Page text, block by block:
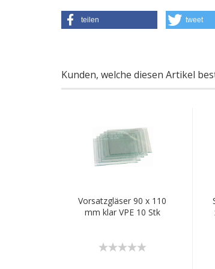
teilen tweet
Kunden, welche diesen Artikel
Vorsatzgläser 90 x 110
mm klar VPE 10 Stk